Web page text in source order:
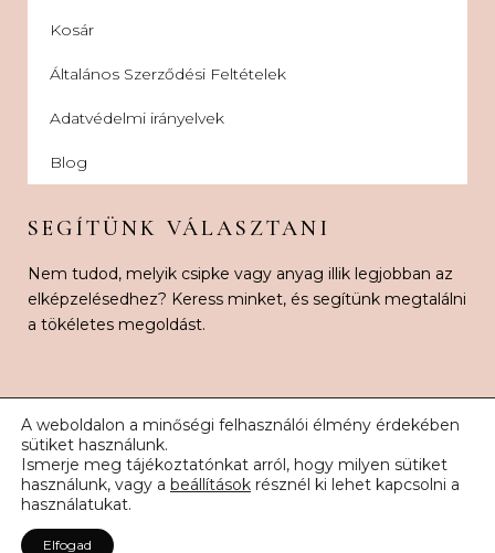
Kosár
Általános Szerződési Feltételek
Adatvédelmi irányelvek
Blog
SEGÍTÜNK VÁLASZTANI
Nem tudod, melyik csipke vagy anyag illik legjobban az
elképzelésedhez? Keress minket, és segítünk megtalálni
a tökéletes megoldást.
© 2026 Karnak Esküvői Csipke. Minden jog fenntartva.
A weboldalon a minőségi felhasználói élmény érdekében
sütiket használunk.
Ismerje meg tájékoztatónkat arról, hogy milyen sütiket
használunk, vagy a beállítások résznél ki lehet kapcsolni a
használatukat.
Elfogad